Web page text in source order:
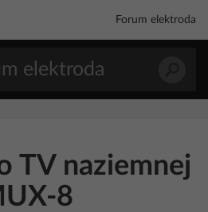
Forum elektroda
TV naziemnej
8